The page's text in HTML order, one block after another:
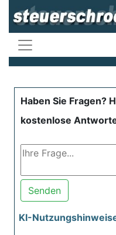
Haben Sie Fragen?
kostenlose
Senden
KI-